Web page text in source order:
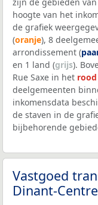
hoogte van het
de grafiek
(oranje), 8
arrondissement (
en 1 land (grijs).
Rue Saxe in het rood
deelgemeenten
inkomensdata
de staven in de
bijbehorende
Vastgoed
Dinant-